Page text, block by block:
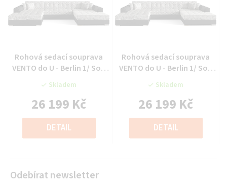
Průměrné
hodnocení
je
0,0
5
Rohová sedací souprava
VENTO do U - Berlin 1/ Soft
Eko kůže 11
Skladem
26 199 Kč
Měrná
cena:
DETAIL
Průměrné
hodnocení
je
0,0
5
Rohová sedací souprava
VENTO do U - Berlin 1/ Soft
Eko kůže 11
Skladem
26 199 Kč
Měrná
cena:
DETAIL
Odebírat newsletter